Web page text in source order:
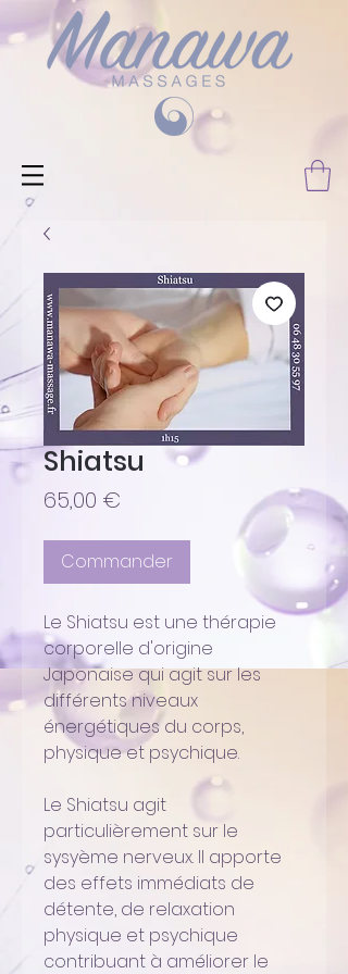
Shiatsu
65,00 €
Commander
Le Shiatsu est une thérapie
corporelle d'origine
Japonaise qui agit sur les
différents niveaux
énergétiques du corps,
physique et psychique.
Le Shiatsu agit
particulièrement sur le
sysyème nerveux. Il apporte
des effets immédiats de
détente, de relaxation
physique et psychique
contribuant à améliorer le